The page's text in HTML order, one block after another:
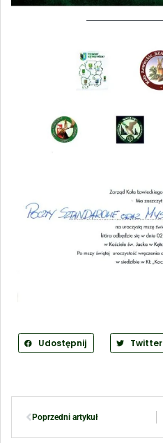
Udostępnij Twitter
Poprzedni artykuł